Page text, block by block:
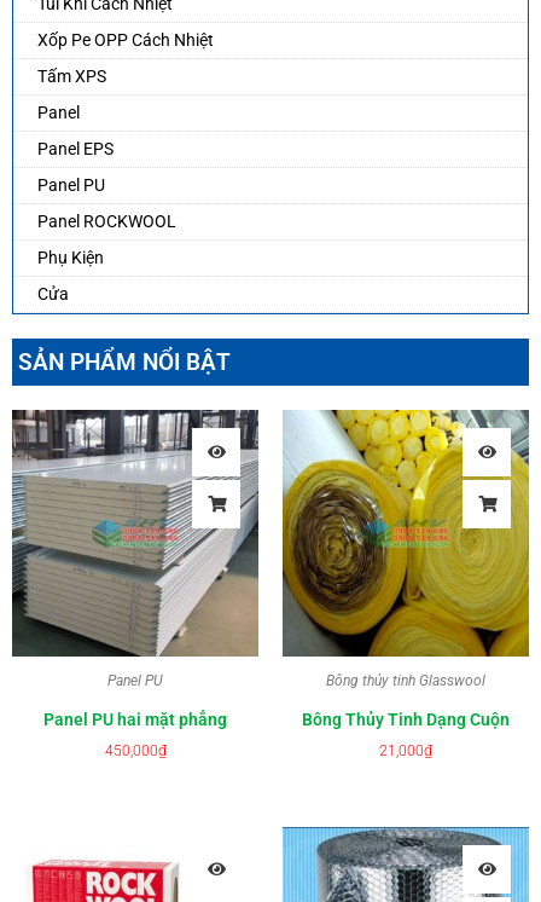
Xốp Pe OPP Cách Nhiệt
Tấm XPS
Panel
Panel EPS
Panel PU
Panel ROCKWOOL
Phụ Kiện
Cửa
SẢN PHẨM NỔI BẬT
Panel PU
Panel PU hai mặt phẳng
450,000₫
Bông thủy tinh Glasswool
Bông Thủy Tinh Dạng Cuộn
21,000₫